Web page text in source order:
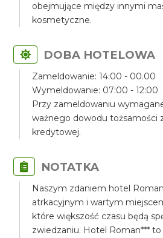
obejmujące między innymi
kosmetyczne.
DOBA HOTELOWA
Zameldowanie: 14:00 - 00.00
Wymeldowanie: 07:00 - 12:00
Przy zameldowaniu
ważnego dowodu tożsamości
kredytowej.
NOTATKA
Naszym zdaniem hotel
atrkacyjnym i wartym
które większość czasu będą
zwiedzaniu. Hotel Roman***